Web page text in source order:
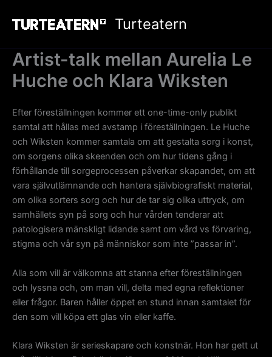
Turteatern
Artist-talk mellan Aurelia Le
Huche och Klara Wiksten
Efter föreställningen kommer ett one-time-only publikt
samtal att hållas med avstamp i föreställningen. Le Huche
och Wiksten kommer samtala om att gestalta sorg i konst,
om sorgens olika skeenden och om hur tidens gång i
förhållande till sorgeprocessen påverkar skapandet, om att
vara självutlämnande och hantera självbiografiskt material,
om olika sorters sorg och hur de tar sig olika uttryck, om
samhällets syn på sorg och hur vården tenderar att
patologisera mänskligt lidande samt om vård vs förvaring,
stigma och vår syn på människor som inte ”passar in”.
Alla som vill är välkomna att stanna efter föreställningen
och lyssna och, om man vill, delta med egna reflektioner
eller frågor. Baren håller öppet en stund innan samtalet för
den som vill köpa ett glas vin eller kaffe.
Klara Wiksten är serieskapare och konstnär. Hon har gett ut